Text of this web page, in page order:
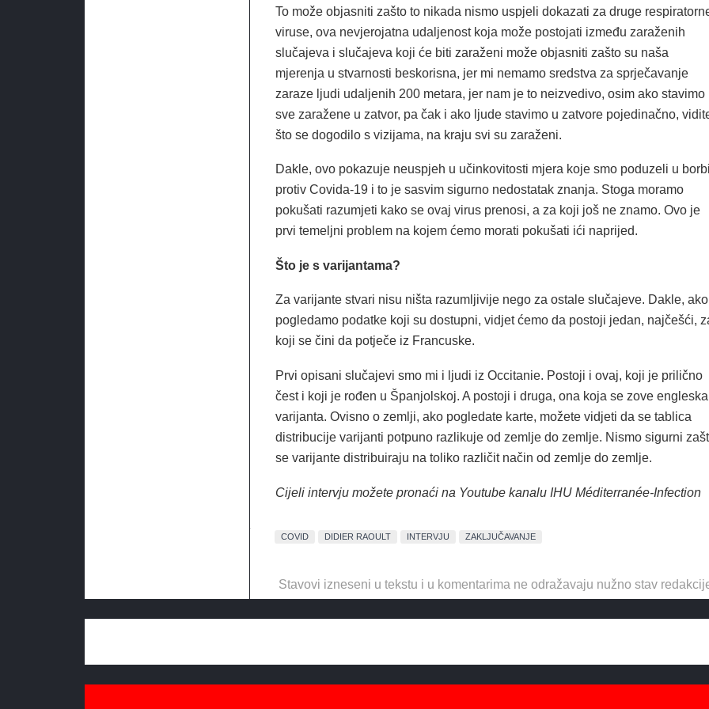
To može objasniti zašto to nikada nismo uspjeli dokazati za druge
viruse, ova nevjerojatna udaljenost koja može postojati između zaraženih
slučajeva i slučajeva koji će biti zaraženi može objasniti zašto su naša
mjerenja u stvarnosti beskorisna, jer mi nemamo sredstva za sprječavanje
zaraze ljudi udaljenih 200 metara, jer nam je to neizvedivo, osim ako stavimo
sve zaražene u zatvor, pa čak i ako ljude stavimo u zatvore pojedinačno,
što se dogodilo s vizijama, na kraju svi su zaraženi.
Dakle, ovo pokazuje neuspjeh u učinkovitosti mjera koje smo poduzeli u borbi
protiv Covida-19 i to je sasvim sigurno nedostatak znanja. Stoga moramo
pokušati razumjeti kako se ovaj virus prenosi, a za koji još ne znamo. Ovo je
prvi temeljni problem na kojem ćemo morati pokušati ići naprijed.
Što je s varijantama?
Za varijante stvari nisu ništa razumljivije nego za ostale slučajeve. Dakle, ako
pogledamo podatke koji su dostupni, vidjet ćemo da postoji jedan, najčešći,
koji se čini da potječe iz Francuske.
Prvi opisani slučajevi smo mi i ljudi iz Occitanie. Postoji i ovaj, koji je prilično
čest i koji je rođen u Španjolskoj. A postoji i druga, ona koja se zove engleska
varijanta. Ovisno o zemlji, ako pogledate karte, možete vidjeti da se tablica
distribucije varijanti potpuno razlikuje od zemlje do zemlje. Nismo sigurni
se varijante distribuiraju na toliko različit način od zemlje do zemlje.
Cijeli intervju možete pronaći na Youtube kanalu IHU Méditerranée-Infection
COVID DIDIER RAOULT INTERVJU ZAKLJUČAVANJE
Stavovi izneseni u tekstu i u komentarima ne odražavaju nužno stav